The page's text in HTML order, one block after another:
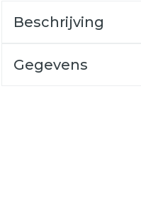
Beschrijving
Gegevens